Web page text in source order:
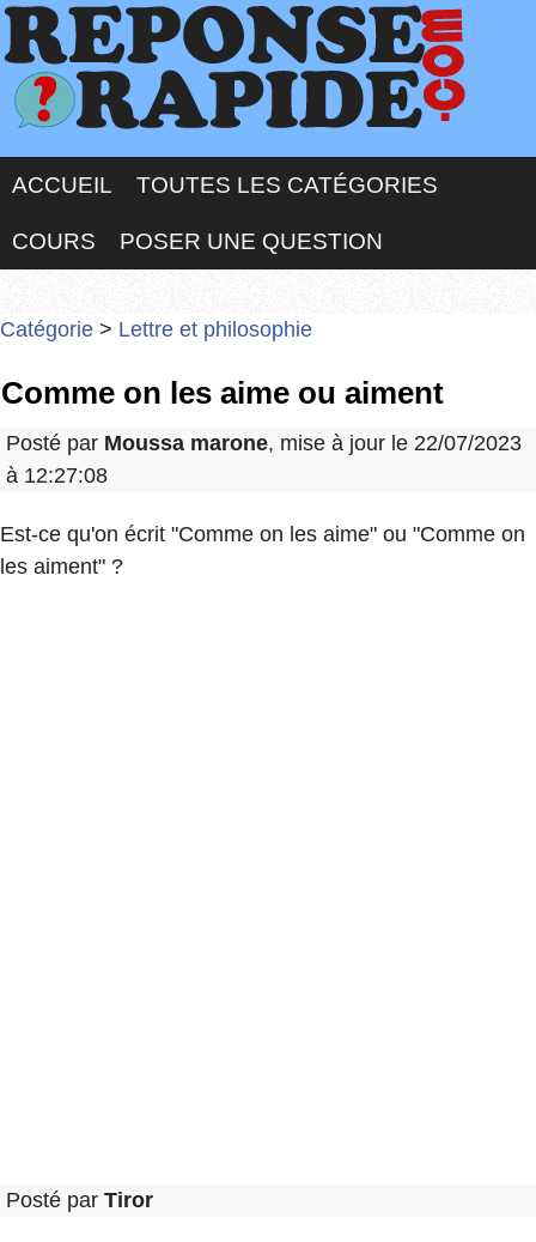
ACCUEIL TOUTES LES CATÉGORIES
COURS POSER UNE QUESTION
Catégorie > Lettre et philosophie
Comme on les aime ou aiment
Posté par Moussa marone, mise à jour le 22/07/2023
à 12:27:08
Est-ce qu'on écrit "Comme on les aime" ou "Comme on
les aiment" ?
Posté par Tiror